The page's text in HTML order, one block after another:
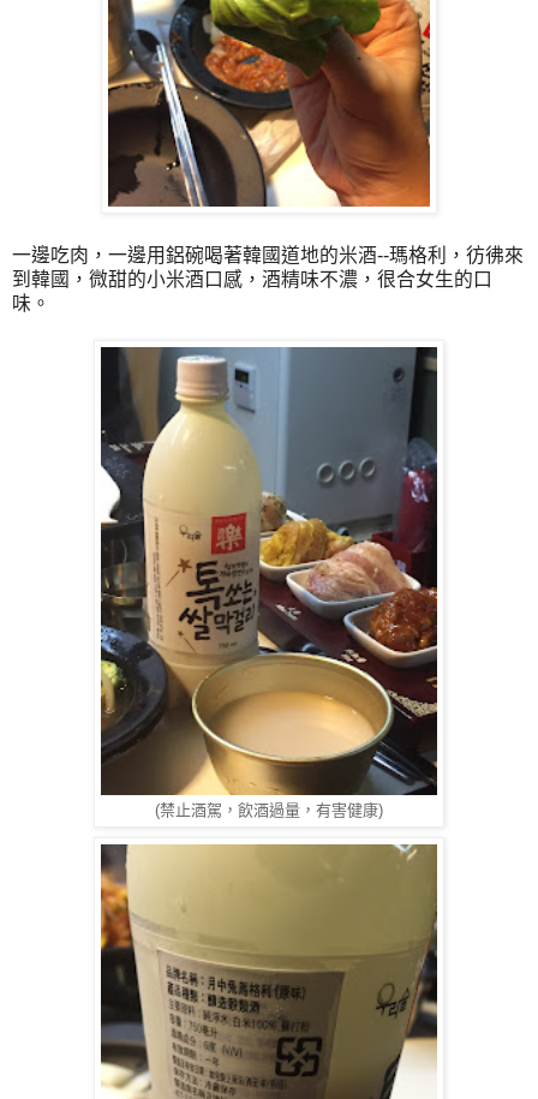
一邊吃肉，一邊用鋁碗喝著韓國道地的米酒--瑪格利，彷彿來
到韓國，微甜的小米酒口感，酒精味不濃，很合女生的口
味。
(禁止酒駕，飲酒過量， 有害健康)